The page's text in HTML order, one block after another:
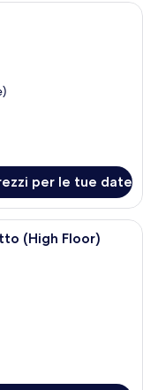
d'albergo con due letti,
per le tue date
d'albergo con un letto,
(High Floor)